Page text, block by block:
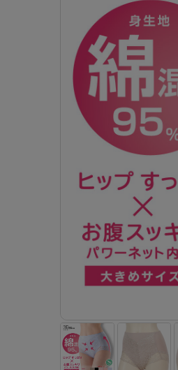
ストッキング
- 無地ストッキング
- 柄ストッキング
- ショート丈スト
- 着圧ストッキン
- パンティ部レス
タイツ
- 無地タイツ
- ひざ下丈タイツ
- 着圧タイツ
ソックス・靴下
レギンス・スパッツ
レッグウエア
ソックス・靴下
スニーカー丈・く
ハイソックス
レッグウエア
タイツ
クルー・レギュラ
スニーカー丈・く
ハイソックス
フェイクタ
スクールタ
レッグウェア
ストッキング
- 無地ストッキング
- 柄ストッキング
- ショート丈ストッキン
- 着圧ストッキング
- パンティ部レススト
タイツ
- 無地タイツ
- ひざ下丈タイツ
- 着圧タイツ
ソックス・靴下
インナーウェア
ブラジャー
- ノンワイヤーブラ
- ワイヤーブラ
- ブラトップ
- レギュラーショーツ
- サニタリーショーツ
- ガードル・補正ショー
肌着・インナー
- 長袖（七分袖以上）
- タンクトップ
ライフスタイルウェア
ボトムス
トップス
ルームウェア・パジャ
アクティブ・スポーツ
- スポーツブラ
- スポーツトップス
- スポーツボトムス
雑貨・小物
レッグウエア
ソックス・靴下
クルー・レギュラー丈
ハイソックス
インナーウエア
メンズパンツ
トランクス
Tバック・ビキニ
肌着・インナー
ライフスタイルウェア
トップス
ルームウェア・パジャマ
レッグウエア
タイツ
ソックス・靴下
スニーカー丈・くるぶ
ハイソックス
スクールソックス
インナーウエア
ブラジャー
ワイヤーブラ
スポーツブラ
ショーツ
レギュラーショーツ
サニタリーショーツ
ボクサー
カテゴリ一覧へ